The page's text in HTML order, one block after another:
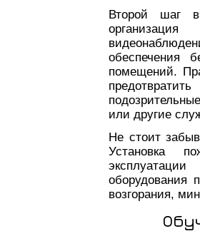
Второй шаг
обеспечения
помещений.
или другие
Не стоит
Установка
оборудования
возгорания,